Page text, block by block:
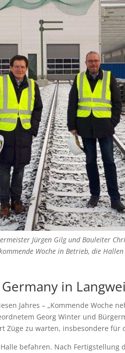
Jürgen Gilg und Bauleiter
Woche in Betrieb, die
in
Jahres – „Kommende Woche
Georg Winter und
zu warten, insbesondere für
befahren. Nach